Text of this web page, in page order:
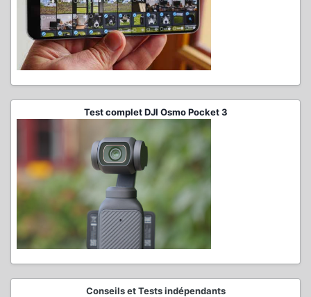
Test complet DJI Osmo Pocket 3
Conseils et Tests indépendants